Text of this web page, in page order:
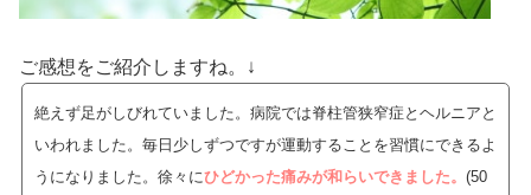
ご感想をご紹介しますね。↓
絶えず足がしびれていました。病院では脊柱管狭窄症と ヘルニアと
いわれました。毎日少しずつですが運動することを習慣にできるよ
うになりました。徐々にひどかった痛みが和らいできました。 (50